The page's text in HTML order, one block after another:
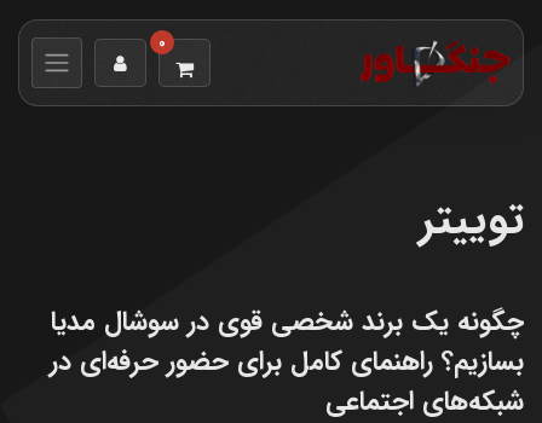
0
توییتر
چگونه یک برند شخصی قوی در سوشال مدیا
بسازیم؟ راهنمای کامل برای حضور حرفه‌ای در
شبکه‌های اجتماعی